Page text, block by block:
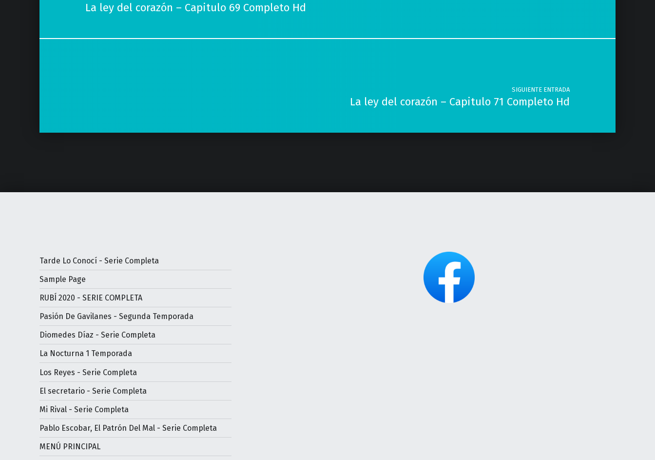
La ley del corazón – Capitulo 69 Completo Hd
SIGUIENTE ENTRADA
La ley del corazón – Capitulo 71 Completo Hd
Tarde Lo Conocí - Serie Completa
Sample Page
RUBÍ 2020 - SERIE COMPLETA
Pasión De Gavilanes - Segunda Temporada
Diomedes Díaz - Serie Completa
La Nocturna 1 Temporada
Los Reyes - Serie Completa
El secretario - Serie Completa
Mi Rival - Serie Completa
Pablo Escobar, El Patrón Del Mal - Serie Completa
MENÚ PRINCIPAL